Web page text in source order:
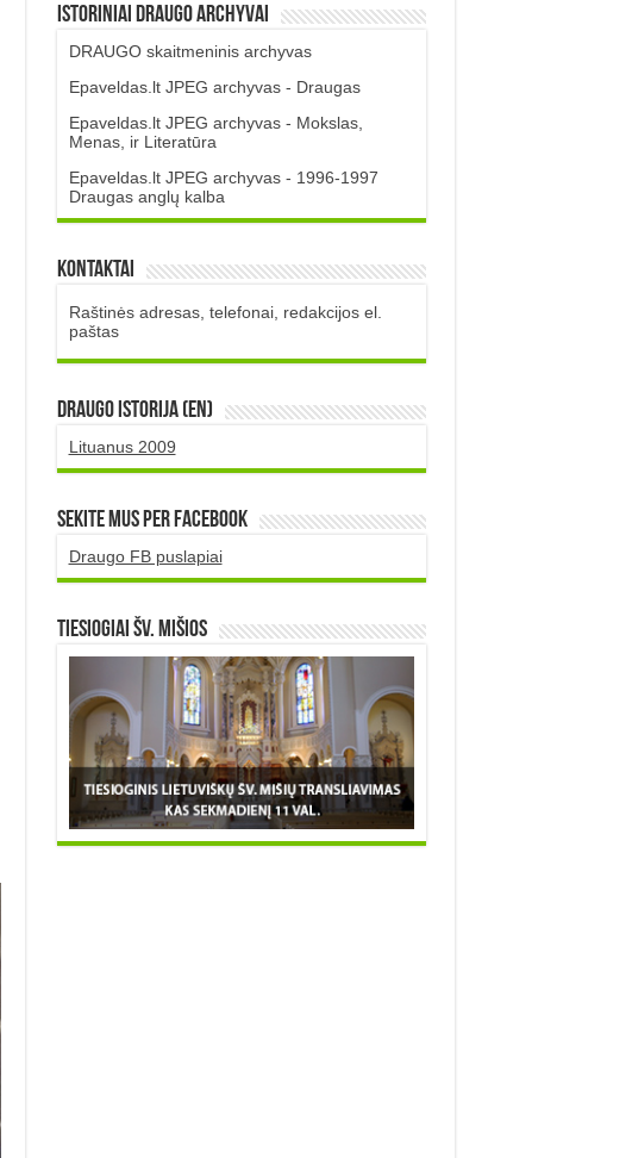
Istoriniai DRAUGO Archyvai
DRAUGO skaitmeninis archyvas
Epaveldas.lt JPEG archyvas - Draugas
Epaveldas.lt JPEG archyvas - Mokslas,
Menas, ir Literatūra
Epaveldas.lt JPEG archyvas - 1996-1997
Draugas anglų kalba
Kontaktai
Raštinės adresas, telefonai, redakcijos el.
paštas
DRAUGO istorija (EN)
Lituanus 2009
Sekite mus per Facebook
Draugo FB puslapiai
TIESIOGIAI šv. MIŠIOS